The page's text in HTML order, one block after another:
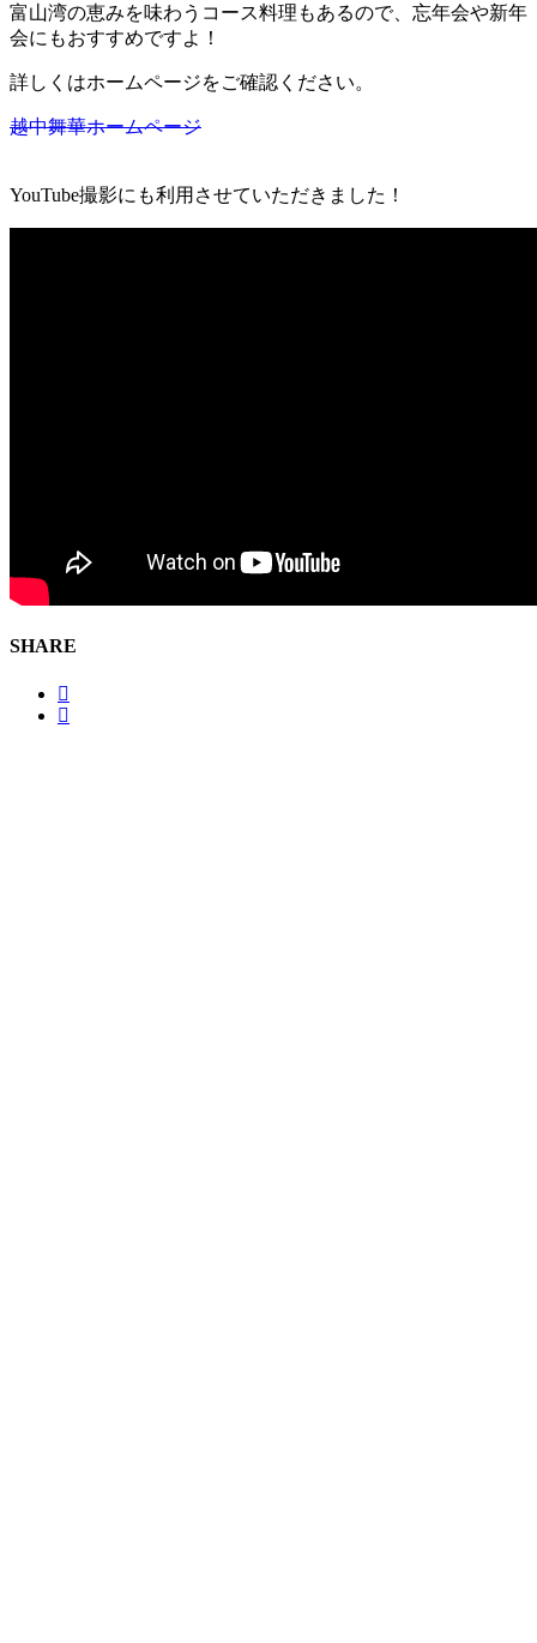
富山湾の恵みを味わうコース料理もあるので、忘年会や新年
会にもおすすめですよ！
詳しくはホームページをご確認ください。
越中舞華ホームページ
YouTube撮影にも利用させていただきました！
SHARE